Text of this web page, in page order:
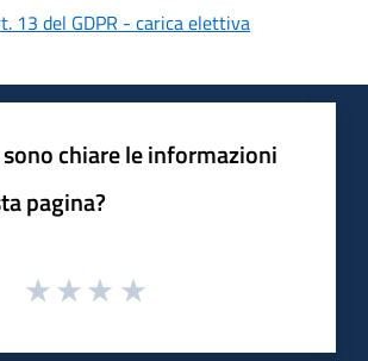
13 del GDPR - carica elettiva
chiare le informazioni
pagina?